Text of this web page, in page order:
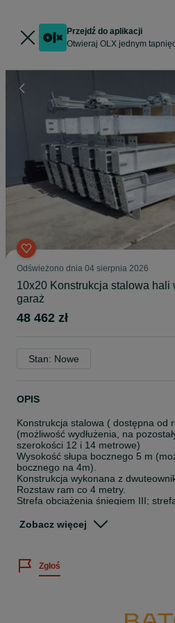
Przejdź do aplikacji
Otwieraj OLX jednym
Odświeżono dnia 04 sierpnia 2026
10x20 Konstrukcja stalowa hali
garaż
48 462 zł
Stan: Nowe
OPIS
Konstrukcja stalowa ( dostępna od
(możliwość wydłużenia, na
szerokości 12 i 14 metrowe)
Wysokość słupa bocznego 5 m
bocznego na 4m).
Konstrukcja wykonana z
Rozstaw ram co 4 metry.
Strefa obciążenia śniegiem III;
Zdjęcia przedstawiają realizację
- rygle dachowe
- stężenia ścienne
Zobacz więcej
Zgłoś